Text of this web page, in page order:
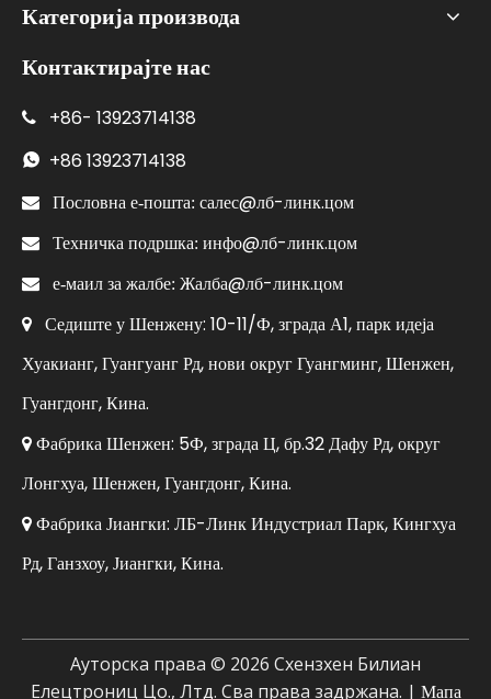
Категорија производа
Контактирајте нас
 +86- 13923714138
 +86 13923714138
 Пословна е-пошта: салес@лб-линк.цом
 Техничка подршка: инфо@лб-линк.цом
 е-маил за жалбе: Жалба@лб-линк.цом
 Седиште у Шенжену: 10-11/Ф, зграда А1, парк идеја
Хуакианг, Гуангуанг Рд, нови округ Гуангминг, Шенжен,
Гуангдонг, Кина.
 Фабрика Шенжен: 5Ф, зграда Ц, бр.32 Дафу Рд, округ
Лонгхуа, Шенжен, Гуангдонг, Кина.
 Фабрика Јиангки: ЛБ-Линк Индустриал Парк, Кингхуа
Рд, Ганзхоу, Јиангки, Кина.
Ауторска права © 2026 Схензхен Билиан
Елецтрониц Цо., Лтд. Сва права задржана. | Мапа